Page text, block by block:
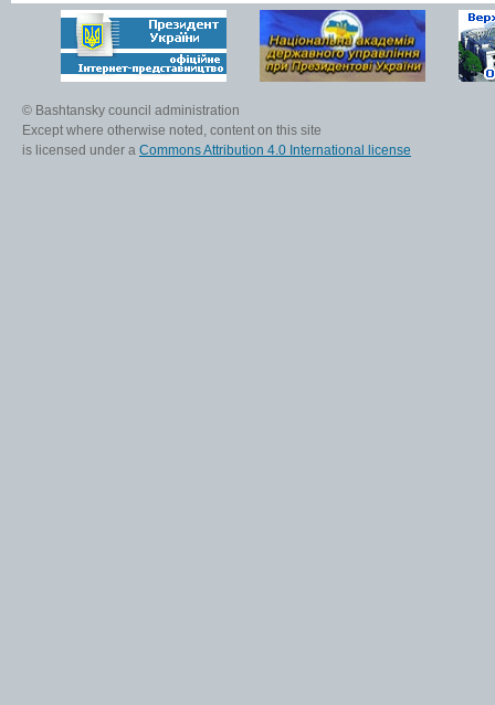
© Bashtansky council administration
Except where otherwise noted, content on this site
is licensed under a Commons Attribution 4.0 International license